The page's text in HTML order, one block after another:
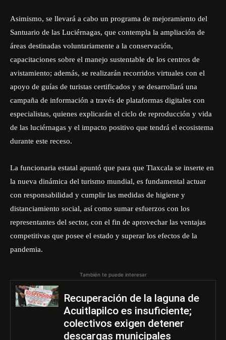
Asimismo, se llevará a cabo un programa de mejoramiento del
Santuario de las Luciérnagas, que contempla la ampliación de
áreas destinadas voluntariamente a la conservación,
capacitaciones sobre el manejo sustentable de los centros de
avistamiento; además, se realizarán recorridos virtuales con el
apoyo de guías de turistas certificados y se desarrollará una
campaña de información a través de plataformas digitales con
especialistas, quienes explicarán el ciclo de reproducción y vida
de las luciérnagas y el impacto positivo que tendrá el ecosistema
durante este receso.
La funcionaria estatal apuntó que para que Tlaxcala se inserte en
la nueva dinámica del turismo mundial, es fundamental actuar
con responsabilidad y cumplir las medidas de higiene y
distanciamiento social, así como sumar esfuerzos con los
representantes del sector, con el fin de aprovechar las ventajas
competitivas que posee el estado y superar los efectos de la
pandemia.
También te puede interesar
Recuperación de la laguna de
Acuitlapilco es insuficiente;
colectivos exigen detener
descargas municipales